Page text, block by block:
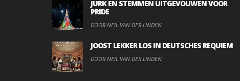
JURK EN STEMMEN UITGEVOUWEN VOOR
PRIDE
DOOR NEIL VAN DER LINDEN
JOOST LEKKER LOS IN DEUTSCHES REQUIEM
DOOR NEIL VAN DER LINDEN